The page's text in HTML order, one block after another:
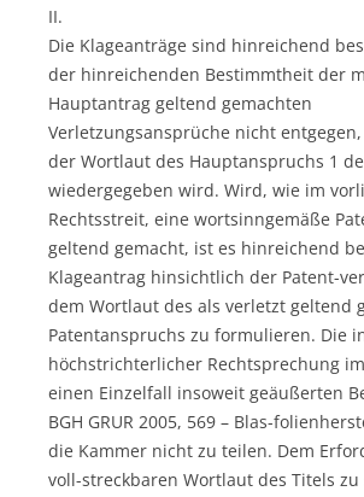
II.
Die Klageanträge sind hinreichend
der hinreichenden Bestimmtheit der
Hauptantrag geltend gemachten
Verletzungsansprüche nicht
der Wortlaut des Hauptanspruchs 1
wiedergegeben wird. Wird, wie im
Rechtsstreit, eine wortsinngemäße
geltend gemacht, ist es hinreichend
Klageantrag hinsichtlich der Patent-
dem Wortlaut des als verletzt geltend
Patentanspruchs zu formulieren. Die
höchstrichterlicher Rechtsprechung
einen Einzelfall insoweit geäußerten
BGH GRUR 2005, 569 – Blas-
die Kammer nicht zu teilen. Dem
voll-streckbaren Wortlaut des Titels